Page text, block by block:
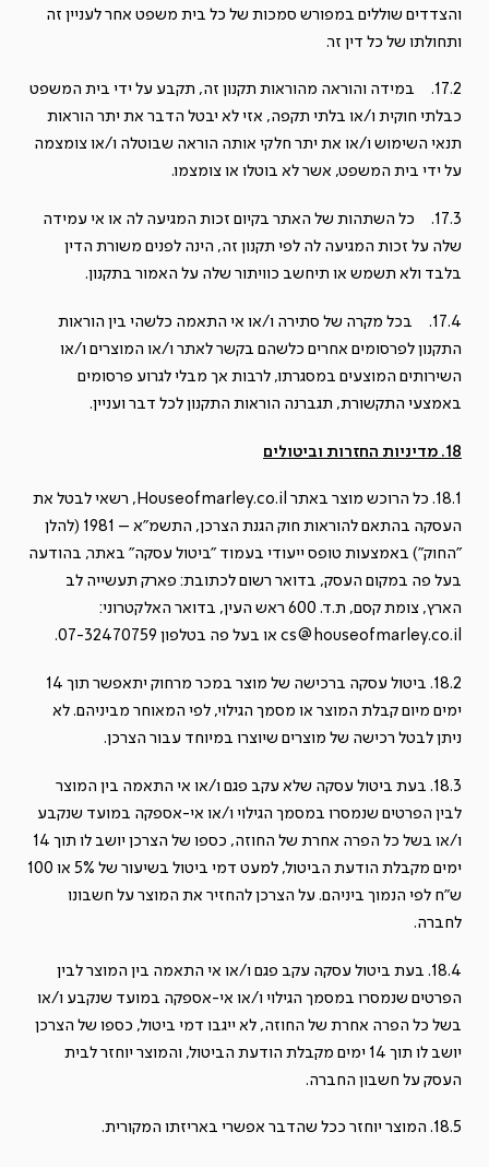
והצדדים שוללים במפורש סמכות של כל בית משפט אחר לעניין זה
ותחולתו של כל דין זר.
17.2. במידה והוראה מהוראות תקנון זה, תקבע על ידי בית המשפט
כבלתי חוקית ו/או בלתי תקפה, אזי לא יבטל הדבר את יתר הוראות
תנאי השימוש ו/או את יתר חלקי אותה הוראה שבוטלה ו/או צומצמה
על ידי בית המשפט, אשר לא בוטלו או צומצמו.
17.3. כל השתהות של האתר בקיום זכות המגיעה לה או אי עמידה
שלה על זכות המגיעה לה לפי תקנון זה, הינה לפנים משורת הדין
בלבד ולא תשמש או תיחשב כוויתור שלה על האמור בתקנון.
17.4. בכל מקרה של סתירה ו/או אי התאמה כלשהי בין הוראות
התקנון לפרסומים אחרים כלשהם בקשר לאתר ו/או המוצרים ו/או
השירותים המוצעים במסגרתו, לרבות אך מבלי לגרוע פרסומים
באמצעי התקשורת, תגברנה הוראות התקנון לכל דבר ועניין.
18. מדיניות החזרות וביטולים
18.1. כל הרוכש מוצר באתר Houseofmarley.co.il, רשאי לבטל את
העסקה בהתאם להוראות חוק הגנת הצרכן, התשמ"א – 1981 (להלן
"החוק") באמצעות טופס ייעודי בעמוד "ביטול עסקה" באתר, בהודעה
בעל פה במקום העסק, בדואר רשום לכתובת: פארק תעשייה לב
הארץ, צומת קסם, ת.ד. 600 ראש העין, בדואר האלקטרוני:
cs@houseofmarley.co.il או בעל פה בטלפון 07-32470759.
18.2. ביטול עסקה ברכישה של מוצר במכר מרחוק יתאפשר תוך 14
ימים מיום קבלת המוצר או מסמך הגילוי, לפי המאוחר מביניהם. לא
ניתן לבטל רכישה של מוצרים שיוצרו במיוחד עבור הצרכן.
18.3. בעת ביטול עסקה שלא עקב פגם ו/או אי התאמה בין המוצר
לבין הפרטים שנמסרו במסמך הגילוי ו/או אי-אספקה במועד שנקבע
ו/או בשל כל הפרה אחרת של החוזה, כספו של הצרכן יושב לו תוך 14
ימים מקבלת הודעת הביטול, למעט דמי ביטול בשיעור של 5% או 100
ש"ח לפי הנמוך ביניהם. על הצרכן להחזיר את המוצר על חשבונו
לחברה.
18.4. בעת ביטול עסקה עקב פגם ו/או אי התאמה בין המוצר לבין
הפרטים שנמסרו במסמך הגילוי ו/או אי-אספקה במועד שנקבע ו/או
בשל כל הפרה אחרת של החוזה, לא ייגבו דמי ביטול, כספו של הצרכן
יושב לו תוך 14 ימים מקבלת הודעת הביטול, והמוצר יוחזר לבית
העסק על חשבון החברה.
18.5. המוצר יוחזר ככל שהדבר אפשרי באריזתו המקורית.